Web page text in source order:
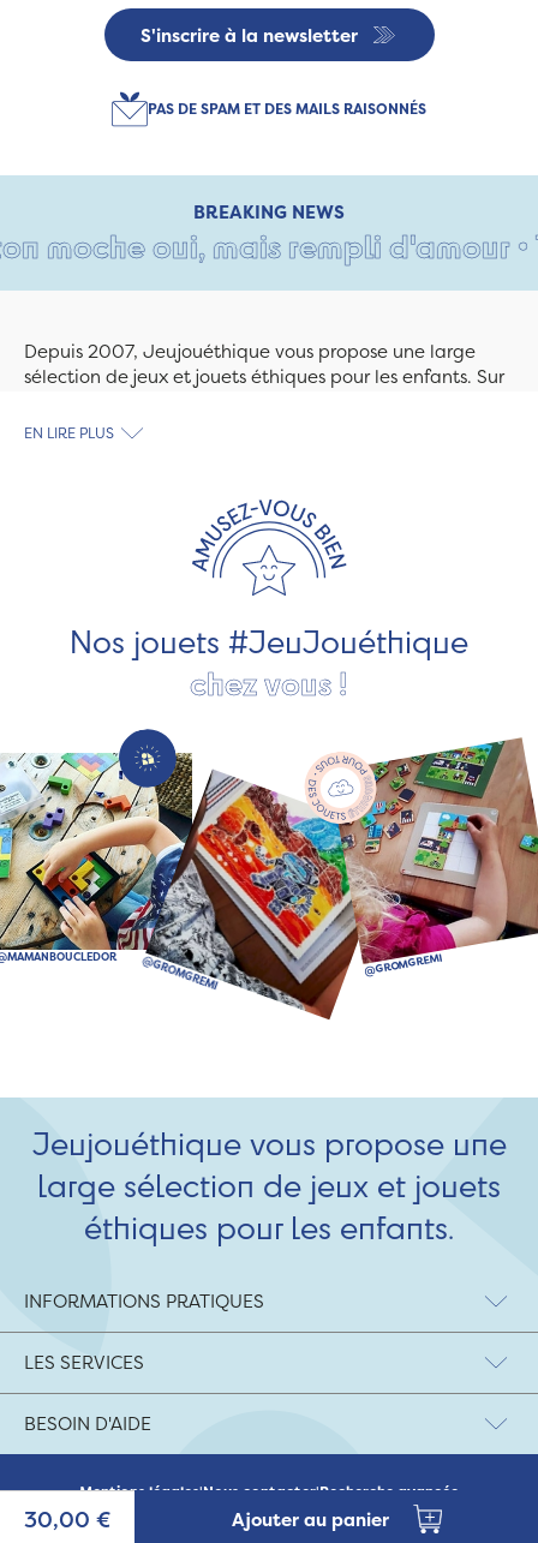
30,00 € Ajouter au panier
S'inscrire à la newsletter
PAS DE SPAM ET DES MAILS RAISONNÉS
BREAKING NEWS
oui, mais rempli d'amour •
Depuis 2007, Jeujouéthique vous propose une large
sélection de jeux et jouets éthiques pour les enfants. Sur
découvrez le plus grand choix de jouets en bois
les jeux et jouets en bois de qualité et engagés dans le
développement durable. Ils nous fabriquent des jouets
pour les jeunes enfants, des jeux d'éveil, des jeux de
société, des jouets d'imitation, des jeux de plein air, ... et
EN LIRE PLUS
Nos jouets #JeuJouéthique
chez vous !
Jeujouéthique vous propose une
large sélection de jeux et jouets
éthiques pour les enfants.
INFORMATIONS PRATIQUES
LES SERVICES
BESOIN D'AIDE
Mentions légales|Nous contacter|Recherche avancée
© 2026 Jeujouethique.com - création UX/UI :
Agence Hypersthène